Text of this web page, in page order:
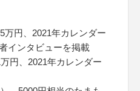
円、2021年カレンダー
インタビューを掲載
円、2021年カレンダー